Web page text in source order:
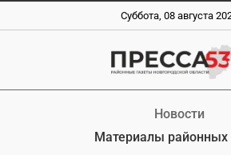
Суббота, 08 августа
Новости
Материалы районных